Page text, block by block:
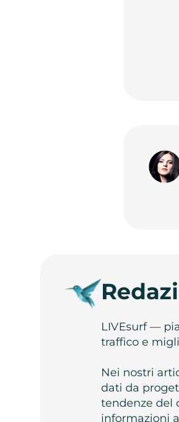
LIVEsurf —
traffico e
Nei nostri
dati da
tendenze del
informazioni